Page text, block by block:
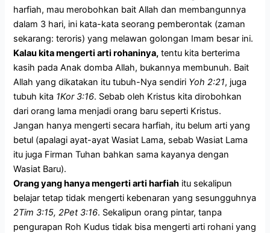
harfiah, mau merobohkan bait Allah dan membangunnya
dalam 3 hari, ini kata-kata seorang pemberontak (zaman
sekarang: teroris) yang melawan golongan Imam besar ini.
Kalau kita mengerti arti rohaninya, tentu kita berterima
kasih pada Anak domba Allah, bukannya membunuh. Bait
Allah yang dikatakan itu tubuh-Nya sendiri Yoh 2:21, juga
tubuh kita 1Kor 3:16. Sebab oleh Kristus kita dirobohkan
dari orang lama menjadi orang baru seperti Kristus.
Jangan hanya mengerti secara harfiah, itu belum arti yang
betul (apalagi ayat-ayat Wasiat Lama, sebab Wasiat Lama
itu juga Firman Tuhan bahkan sama kayanya dengan
Wasiat Baru).
Orang yang hanya mengerti arti harfiah itu sekalipun
belajar tetap tidak mengerti kebenaran yang sesungguhnya
2Tim 3:15, 2Pet 3:16. Sekalipun orang pintar, tanpa
pengurapan Roh Kudus tidak bisa mengerti arti rohani yang